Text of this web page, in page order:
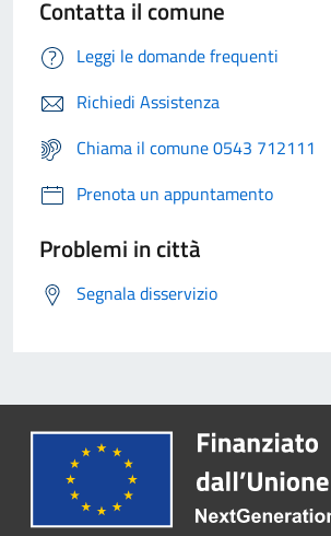
Contatta il comune
Leggi le domande frequenti
Richiedi Assistenza
Chiama il comune 0543 712111
Prenota un appuntamento
Problemi in città
Segnala disservizio